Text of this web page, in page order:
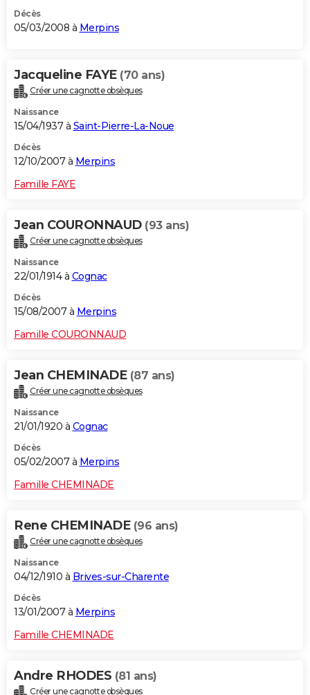
Décès
05/03/2008 à Merpins
Jacqueline FAYE (70 ans)
Créer une cagnotte obsèques
Naissance
15/04/1937 à Saint-Pierre-La-Noue
Décès
12/10/2007 à Merpins
Famille FAYE
Jean COURONNAUD (93 ans)
Créer une cagnotte obsèques
Naissance
22/01/1914 à Cognac
Décès
15/08/2007 à Merpins
Famille COURONNAUD
Jean CHEMINADE (87 ans)
Créer une cagnotte obsèques
Naissance
21/01/1920 à Cognac
Décès
05/02/2007 à Merpins
Famille CHEMINADE
Rene CHEMINADE (96 ans)
Créer une cagnotte obsèques
Naissance
04/12/1910 à Brives-sur-Charente
Décès
13/01/2007 à Merpins
Famille CHEMINADE
Andre RHODES (81 ans)
Créer une cagnotte obsèques